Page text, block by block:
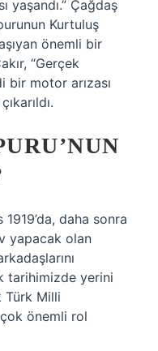
yaşandı.” Çağdaş
Kurtuluş
önemli bir
“Gerçek
bir motor arızası
1919’da, daha sonra
yapacak olan
tarihimizde yerini
Türk Milli
çok önemli rol